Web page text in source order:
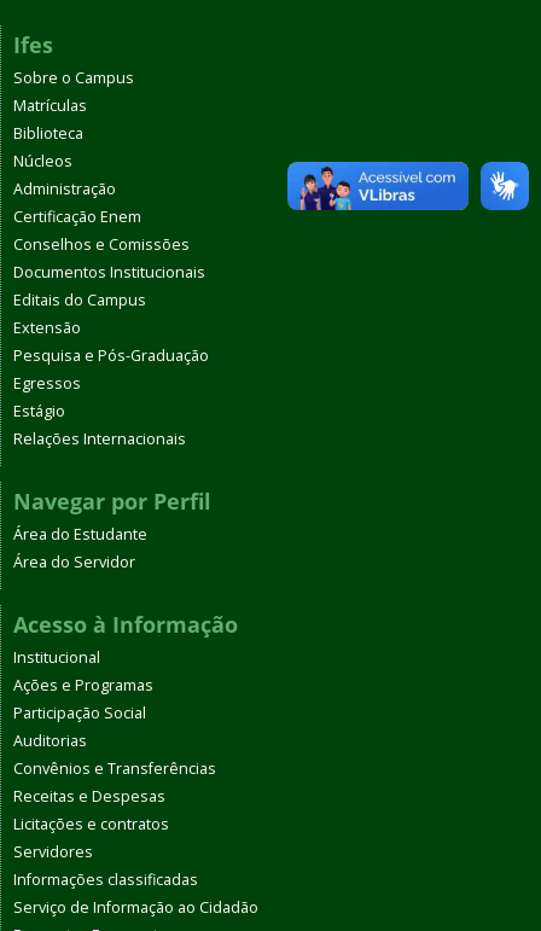
Ifes
Sobre o Campus
Matrículas
Biblioteca
Núcleos
Administração
Certificação Enem
Conselhos e Comissões
Documentos Institucionais
Editais do Campus
Extensão
Pesquisa e Pós-Graduação
Egressos
Estágio
Relações Internacionais
Navegar por Perfil
Área do Estudante
Área do Servidor
Acesso à Informação
Institucional
Ações e Programas
Participação Social
Auditorias
Convênios e Transferências
Receitas e Despesas
Licitações e contratos
Servidores
Informações classificadas
Serviço de Informação ao Cidadão